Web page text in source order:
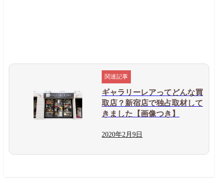
ギャラリーレアってどんな買
取店？新宿店で独占取材して
きました【画像つき】
2020年2月 9日